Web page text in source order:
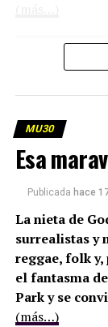
MU30
Esa
Publicada hace
La nieta de
surrealistas y
reggae, folk y,
el fantasma
Park y se
(más…)